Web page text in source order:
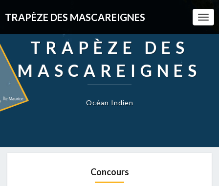
TRAPÈZE DES MASCAREIGNES
TRAPÈZE DES
MASCAREIGNES
Océan Indien
Concours